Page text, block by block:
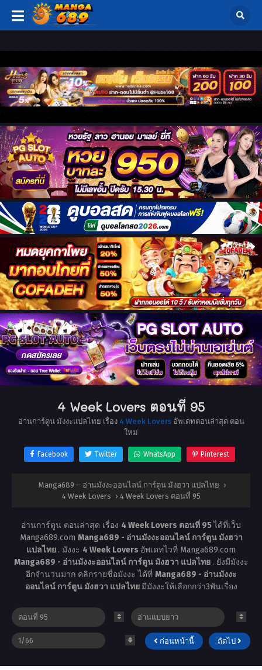
4 Week Lovers ตอนที่ 95
อ่านการ์ตูน มังงะแปลไทย เรื่อง 4 Week Loversอัพเดทตอนล่าสุด ตอน
ใหม่
Facebook Twitter WhatsApp Pinterest
Manga689 – อ่านมังงะออนไลน์ การ์ตูน มังฮวา แปลไทย ›
4 Week Lovers › 4 Week Lovers ตอนที่ 95
อ่านการ์ตูน ตอนล่าสุด เรื่อง 4 Week Lovers ตอนที่ 95ได้ที่เว็บ
Manga689.com Manga689 - อ่านมังงะออนไลน์ การ์ตูน มังฮวา
แปลไทย . มังงะ 4 Week Lovers อัพเดทไวที่ Manga689.com
Manga689 - อ่านมังงะออนไลน์ การ์ตูน มังฮวา แปลไทย . ยังมีมังงะ
อีกจำนวนมาก คลิกรายชื่อมังงะ ได้ที่ Manga689 - อ่านมังงะ
ออนไลน์ การ์ตูน มังฮวา แปลไทย มีมังงะให้เลือกกว่า3พันเรื่อง
ก่อนหน้านี้ ถัดไป